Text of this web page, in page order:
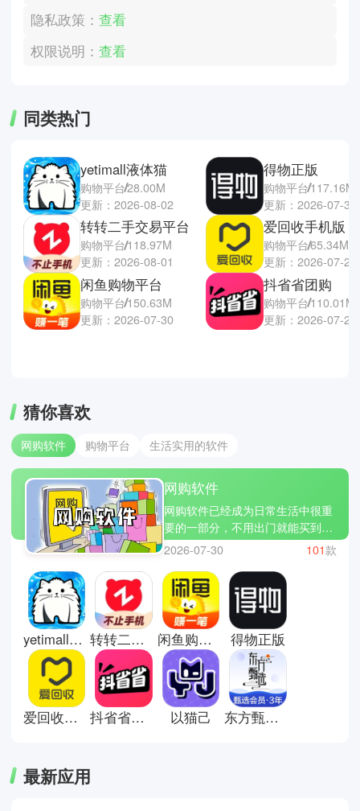
隐私政策：查看
权限说明：查看
同类热门
yetimall液体猫
购物平台28.00M
更新：2026-08-02
转转二手交易平台
购物平台118.97M
更新：2026-08-01
闲鱼购物平台
购物平台150.63M
更新：2026-07-30
得物正版
购物平台117.16M
更新：2026-07-30
爱回收手机版
购物平台65.34M
更新：2026-07-28
抖省省团购
购物平台110.01M
更新：2026-07-27
猜你喜欢
网购软件 购物平台 生活实用的软件
网购软件
网购软件已经成为日常生活中很重
要的一部分，不用出门就能买到各
种生活用品、衣服、数码产品等。
只要打开手机搜索关键词，就能看
到大量商品对比价格和评价，挑选
过程更方便。很多平台还支持当天
或次日送达，让购物效率大幅提
升。同时也会经常推出优惠活动，
让用户在同样预算下买到更多东
西，逐渐改变了人们传统的消费方
式。这里有些网购软件推荐；淘
宝，天猫和得物。
2026-07-30 101款
yetimall液体猫 转转二手交易平台 闲鱼购物平台 得物正版
爱回收手机版 抖省省团购 以猫己 东方甄选购物平台
最新应用